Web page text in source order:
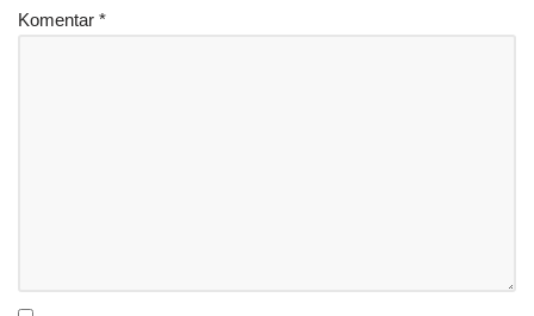
Komentar *